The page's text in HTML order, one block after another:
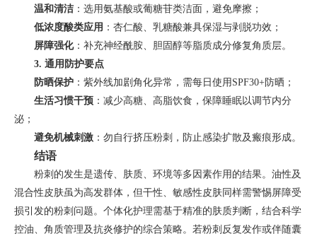
温和清洁 ：选用氨基酸或葡糖苷类洁面，避免摩擦；
低浓度酸类应用 ：杏仁酸、乳糖酸兼具保湿与剥脱功效；
屏障强化：补充神经酰胺、胆固醇等脂质成分修复角质层。
3. 通用防护要点
防晒保护 ：紫外线加剧角化异常，需每日使用SPF30+防晒；
生活习惯干预 ：减少高糖、高脂饮食，保障睡眠以调节内分
泌；
避免机械刺激 ：勿自行挤压粉刺，防止感染扩散及瘢痕形成。
结语
粉刺的发生是遗传、肤质、环境等多因素作用的结果。油性及
混合性皮肤虽为高发群体，但干性、敏感性皮肤同样需警惕屏障受
损引发的粉刺问题。个体化护理需基于精准的肤质判断，结合科学
控油、角质管理及抗炎修护的综合策略。若粉刺反复发作或伴随囊